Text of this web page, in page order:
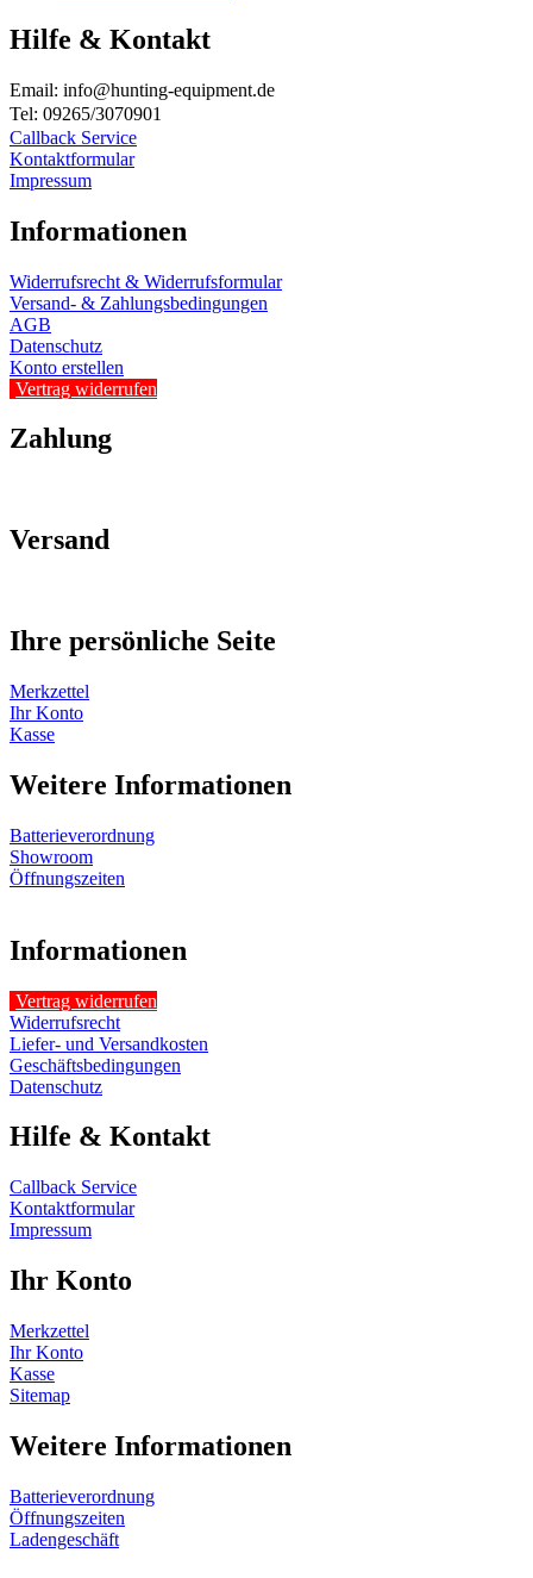
Hilfe & Kontakt
Email: info@hunting-equipment.de
Tel: 09265/3070901
Callback Service
Kontaktformular
Impressum
Informationen
Widerrufsrecht & Widerrufsformular
Versand- & Zahlungsbedingungen
AGB
Datenschutz
Konto erstellen
Vertrag widerrufen
Zahlung
Versand
Ihre persönliche Seite
Merkzettel
Ihr Konto
Kasse
Weitere Informationen
Batterieverordnung
Showroom
Öffnungszeiten
Informationen
Vertrag widerrufen
Widerrufsrecht
Liefer- und Versandkosten
Geschäftsbedingungen
Datenschutz
Hilfe & Kontakt
Callback Service
Kontaktformular
Impressum
Ihr Konto
Merkzettel
Ihr Konto
Kasse
Sitemap
Weitere Informationen
Batterieverordnung
Öffnungszeiten
Ladengeschäft